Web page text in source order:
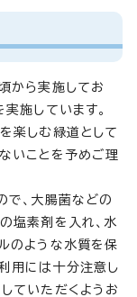
から実施してお
施しています。
楽しむ緑道として
いことを予めご理
で、大腸菌などの
塩素剤を入れ、水
のような水質を保
用には十分注意し
ていただくようお